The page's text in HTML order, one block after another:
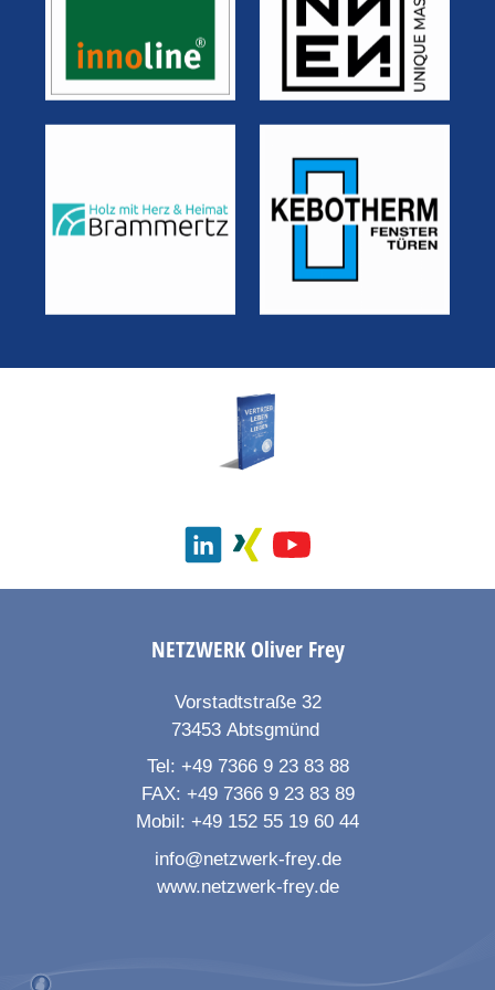
NETZWERKOliver Frey
Vorstadtstraße 32
73453 Abtsgmünd
Tel: +49 7366 9 23 83 88
FAX: +49 7366 9 23 83 89
Mobil: +49 152 55 19 60 44
info@netzwerk-frey.de
www.netzwerk-frey.de